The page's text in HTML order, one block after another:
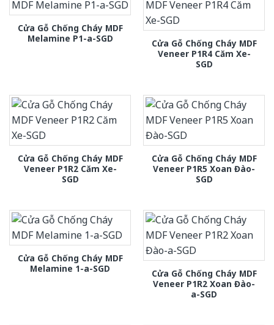
Cửa Gỗ Chống Cháy MDF
Melamine P1-a-SGD
Cửa Gỗ Chống Cháy MDF
Veneer P1R4 Căm Xe-
SGD
Cửa Gỗ Chống Cháy MDF
Veneer P1R2 Căm Xe-
SGD
Cửa Gỗ Chống Cháy MDF
Veneer P1R5 Xoan Đào-
SGD
Cửa Gỗ Chống Cháy MDF
Melamine 1-a-SGD
Cửa Gỗ Chống Cháy MDF
Veneer P1R2 Xoan Đào-
a-SGD